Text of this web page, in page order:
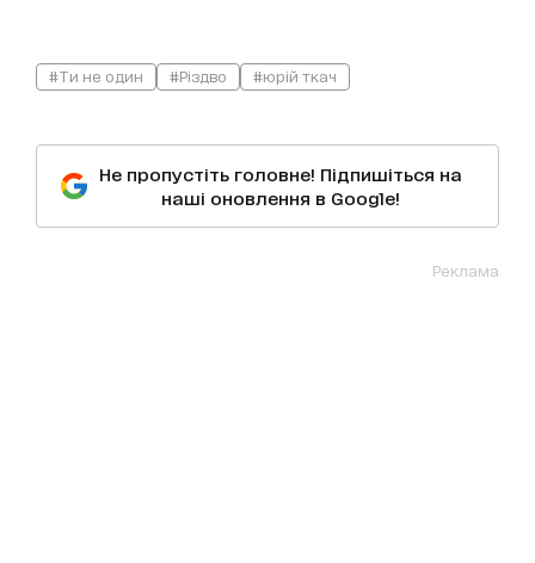
#Ти не один #Різдво #юрій ткач
Не пропустіть головне! Підпишіться на
наші оновлення в Google!
Реклама